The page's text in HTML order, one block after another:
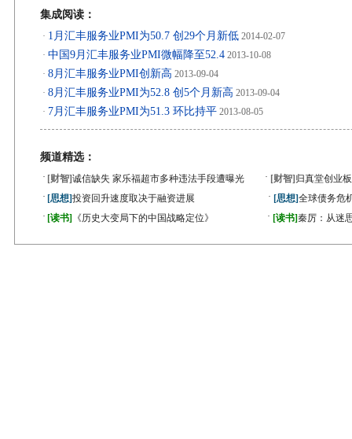
集成阅读：
· 1月汇丰服务业PMI为50.7 创29个月新低 2014-02-07
· 中国9月汇丰服务业PMI微幅降至52.4 2013-10-08
· 8月汇丰服务业PMI创新高 2013-09-04
· 8月汇丰服务业PMI为52.8 创5个月新高 2013-09-04
· 7月汇丰服务业PMI为51.3 环比持平 2013-08-05
频道精选：
· [财智]诚信缺失 家乐福超市多种违法手段遭曝光 · [财智] 归真堂创业
· [思想]投资回升速度取决于融资进展 · [思想]全球债务危
· [读书] 《历史大变局下的中国战略定位》 · [读书]秦厉：从迷